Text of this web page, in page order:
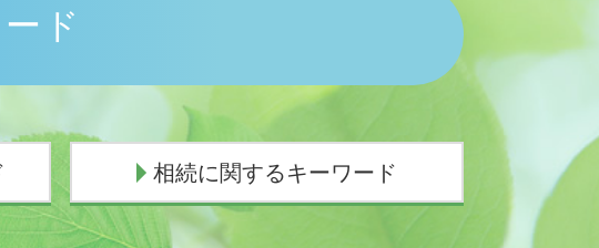
ド
相続に関するキーワード
代襲相続 順位